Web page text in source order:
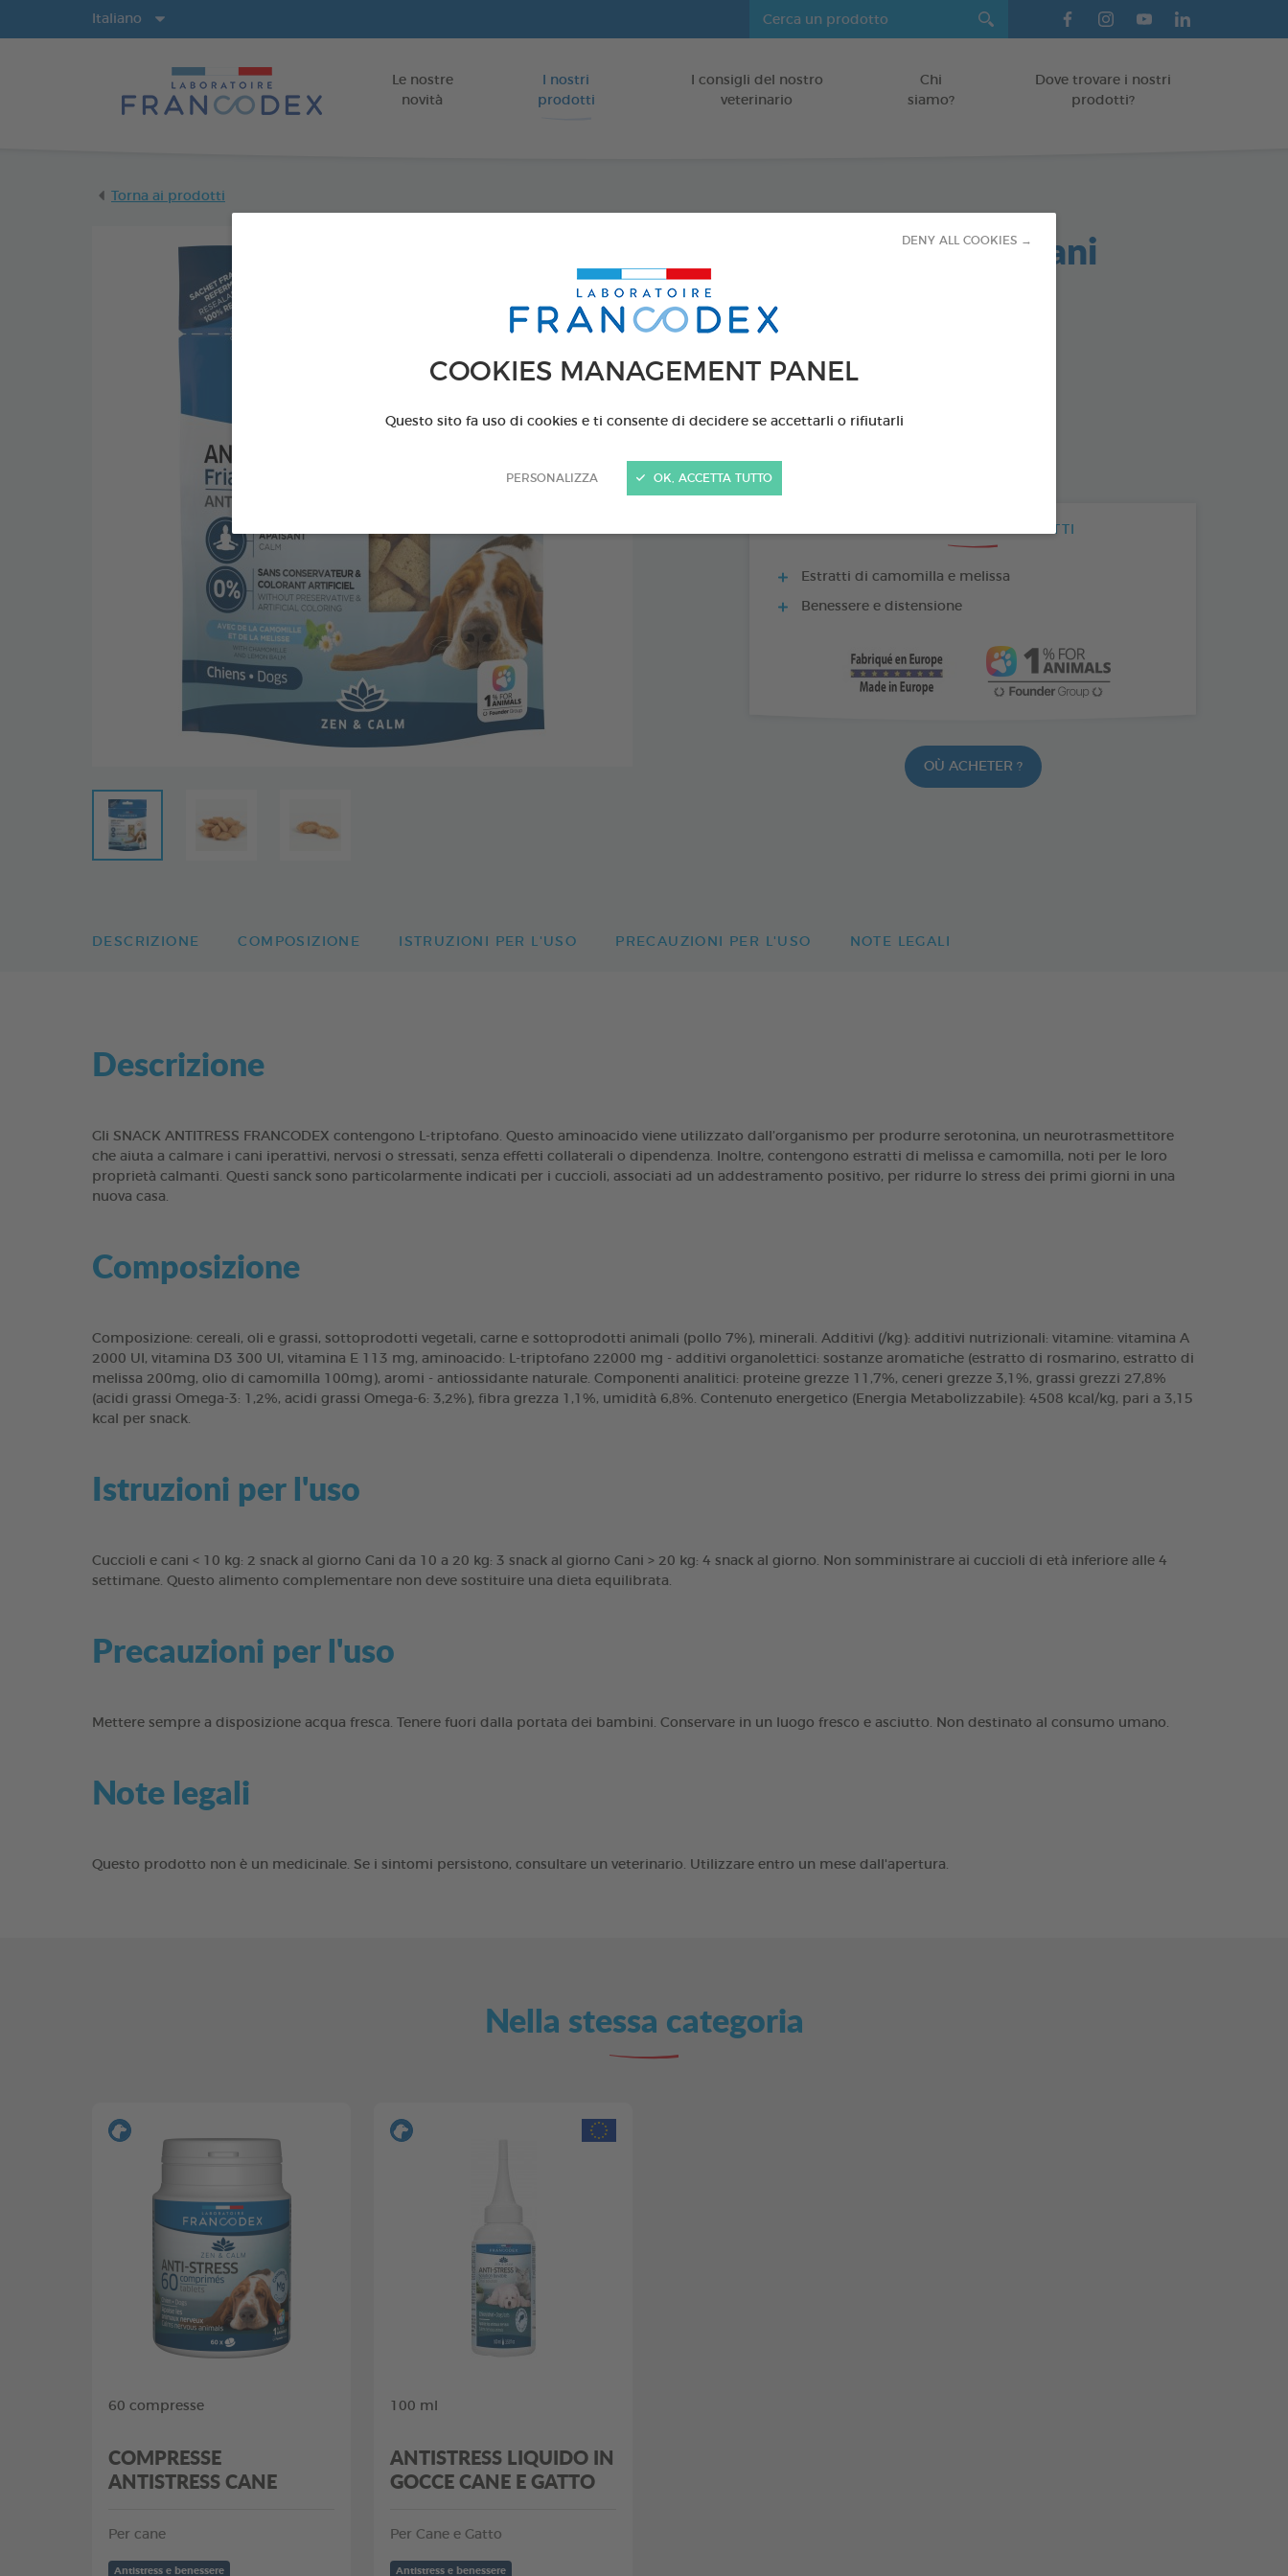
COOKIES MANAGEMENT PANEL
Questo sito fa uso di cookies e ti consente di decidere se accettarli o rifiutarli
PERSONALIZZA
DENY ALL COOKIES →
OK, ACCETTA TUTTO
Vai al contenuto
Le nostre
novità
I nostri
prodotti
I consigli del nostro
veterinario
Chi
siamo?
Dove trovare i nostri
prodotti?
Italiano
Torna ai prodotti
Snack antistress cani
75 g
60 COMPRESSE
I VANTAGGI DEI PRODOTTI
Estratti di camomilla e melissa
Benessere e distensione
OÙ ACHETER ?
DESCRIZIONE COMPOSIZIONE ISTRUZIONI PER L'USO PRECAUZIONI PER L'USO NOTE LEGALI
Descrizione
Gli SNACK ANTITRESS FRANCODEX contengono L-triptofano. Questo aminoacido viene utilizzato dall’organismo per produrre serotonina, un neurotrasmettitore
che aiuta a calmare i cani iperattivi, nervosi o stressati, senza effetti collaterali o dipendenza. Inoltre, contengono estratti di melissa e camomilla, noti per le loro
proprietà calmanti. Questi sanck sono particolarmente indicati per i cuccioli, associati ad un addestramento positivo, per ridurre lo stress dei primi giorni in una
nuova casa.
Composizione
Composizione: cereali, oli e grassi, sottoprodotti vegetali, carne e sottoprodotti animali (pollo 7%), minerali. Additivi (/kg): additivi nutrizionali: vitamine: vitamina A
2000 UI, vitamina D3 300 UI, vitamina E 113 mg, aminoacido: L-triptofano 22000 mg - additivi organolettici: sostanze aromatiche (estratto di rosmarino, estratto di
melissa 200mg, olio di camomilla 100mg), aromi - antiossidante naturale. Componenti analitici: proteine grezze 11,7%, ceneri grezze 3,1%, grassi grezzi 27,8%
(acidi grassi Omega-3: 1,2%, acidi grassi Omega-6: 3,2%), fibra grezza 1,1%, umidità 6,8%. Contenuto energetico (Energia Metabolizzabile): 4508 kcal/kg, pari a 3,15
kcal per snack.
Istruzioni per l'uso
Cuccioli e cani < 10 kg: 2 snack al giorno Cani da 10 a 20 kg: 3 snack al giorno Cani > 20 kg: 4 snack al giorno. Non somministrare ai cuccioli di età inferiore alle 4
settimane. Questo alimento complementare non deve sostituire una dieta equilibrata.
Precauzioni per l'uso
Mettere sempre a disposizione acqua fresca. Tenere fuori dalla portata dei bambini. Conservare in un luogo fresco e asciutto. Non destinato al consumo umano.
Note legali
Questo prodotto non è un medicinale. Se i sintomi persistono, consultare un veterinario. Utilizzare entro un mese dall'apertura.
Nella stessa categoria
60 compresse
COMPRESSE
ANTISTRESS CANE
Per cane
Antistress e benessere
100 ml
ANTISTRESS LIQUIDO IN
GOCCE CANE E GATTO
Per Cane e Gatto
Antistress e benessere